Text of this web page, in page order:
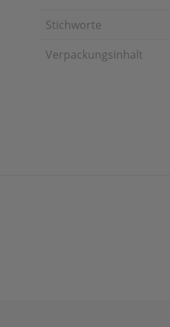
Stichworte
Verpackungsinhalt